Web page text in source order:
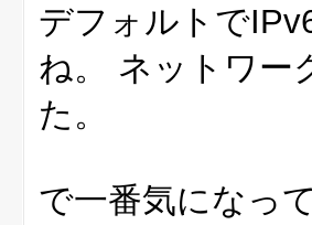
デフォルトで
ね。 ネットワー
た。
で一番気になっ